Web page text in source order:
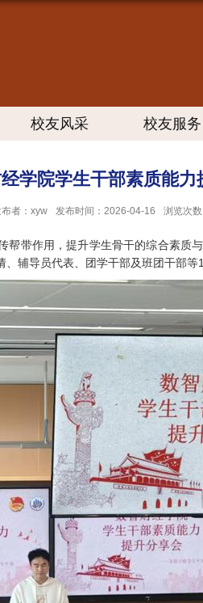
校友风采 校友服务
学院学生干部素质能力
者：xyw 发布时间：2026-04-16 浏览次数
帮带作用，提升学生骨干的综合素质
辅导员代表、团学干部及班团干部等